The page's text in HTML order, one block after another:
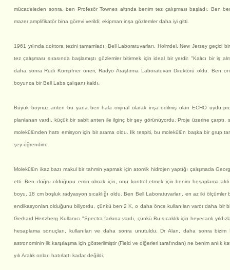
mücadeleden sonra, ben Profesör Townes altında benim tez çalışması başladı. Ben
mazer amplifikatör bina görevi verildi; ekipman inşa gözlemler daha iyi gitti.
1961 yılında doktora tezini tamamladı, Bell Laboratuvarları, Holmdel, New Jersey geçici
tez çalışması sırasında başlamıştı gözlemler bitirmek için ideal bir yerdir. "Kalıcı bir iş
daha sonra Rudi Kompfner öneri, Radyo Araştırma Laboratuvarı Direktörü oldu. Ben
boyunca bir Bell Labs çalışanı kaldı.
Büyük boynuz anten bu yana ben hala orijinal olarak inşa edilmiş olan ECHO uydu
planlanan vardı, küçük bir sabit anten ile ilginç bir şey görünüyordu. Proje üzerine çarptı,
molekülünden hattı emisyon için bir arama oldu. Ilk tespiti, bu molekülün başka bir grup
şey öğrendim.
Molekülün ikaz bazı makul bir tahmin yapmak için atomik hidrojen yaptığı çalışmada
etti. Ben doğru olduğunu emin olmak için, onu kontrol etmek için benim hesaplama
boyu, 18 cm boşluk radyasyon sıcaklığı oldu. Ben Bell Laboratuvarları, en az iki ölçümler
endikasyonları olduğunu biliyordu, çünkü ben 2 K, o daha önce kullanılan vardı daha bir
Gerhard Hertzberg Kullanıcı "Spectra farkına vardı, çünkü Bu sıcaklık için heyecanlı
hesaplama sonuçları, kullanılan ve daha sonra unutuldu. Dr Alan, daha sonra
astronominin ilk karşılaşma için gösterilmiştir (Field ve diğerleri tarafından) ne benim anlık
yılı Aralık onları hatırlattı kadar değildi.